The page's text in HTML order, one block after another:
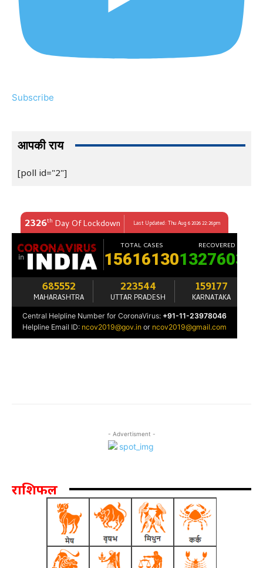
Subscribe
आपकी राय
[poll id="2"]
- Advertisment -
राशिफल